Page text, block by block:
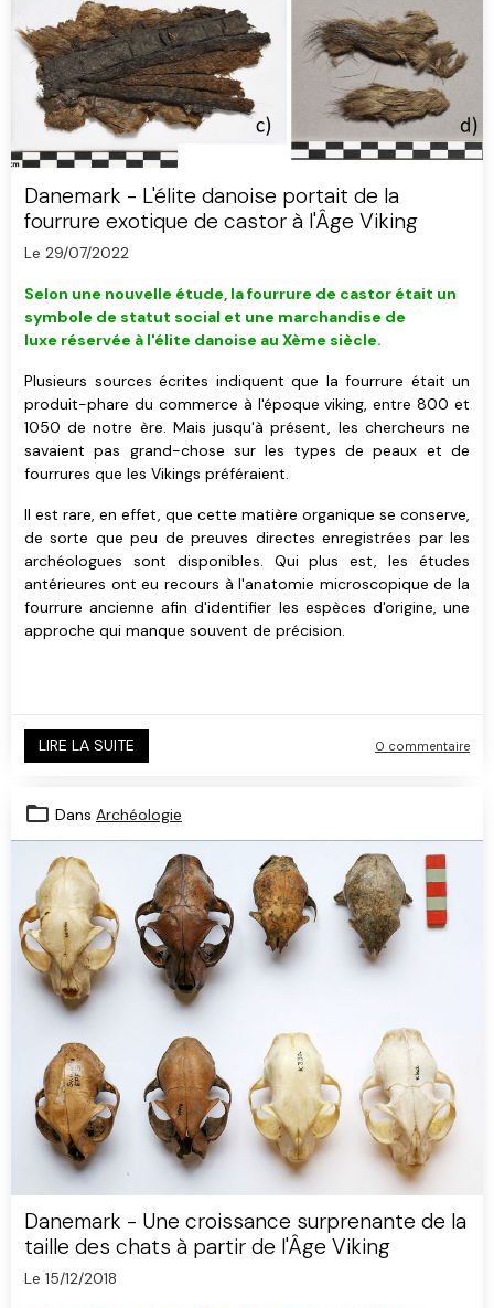
Danemark - L'élite danoise portait de la
fourrure exotique de castor à l'Âge Viking
Le 29/07/2022
Selon une nouvelle étude, la fourrure de castor était un
symbole de statut social et une marchandise de
luxe réservée à l'élite danoise au Xème siècle.
Plusieurs sources écrites indiquent que la fourrure était un
produit-phare du commerce à l'époque viking, entre 800 et
1050 de notre ère. Mais jusqu'à présent, les chercheurs ne
savaient pas grand-chose sur les types de peaux et de
fourrures que les Vikings préféraient.
Il est rare, en effet, que cette matière organique se conserve,
de sorte que peu de preuves directes enregistrées par les
archéologues sont disponibles. Qui plus est, les études
antérieures ont eu recours à l'anatomie microscopique de la
fourrure ancienne afin d'identifier les espèces d'origine, une
approche qui manque souvent de précision.
LIRE LA SUITE 0 commentaire
Dans Archéologie
Danemark - Une croissance surprenante de la
taille des chats à partir de l'Âge Viking
Le 15/12/2018